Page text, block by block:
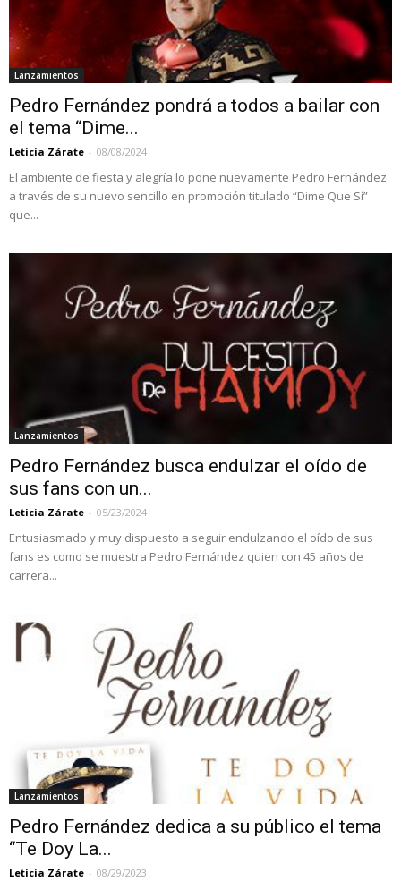
Lanzamientos
Pedro Fernández pondrá a todos a bailar con
el tema “Dime...
Leticia Zárate - 08/08/2024
El ambiente de fiesta y alegría lo pone nuevamente Pedro Fernández
a través de su nuevo sencillo en promoción titulado “Dime Que Sí”
que...
Lanzamientos
Pedro Fernández busca endulzar el oído de
sus fans con un...
Leticia Zárate - 05/23/2024
Entusiasmado y muy dispuesto a seguir endulzando el oído de sus
fans es como se muestra Pedro Fernández quien con 45 años de
carrera...
Lanzamientos
Pedro Fernández dedica a su público el tema
“Te Doy La...
Leticia Zárate - 08/29/2023